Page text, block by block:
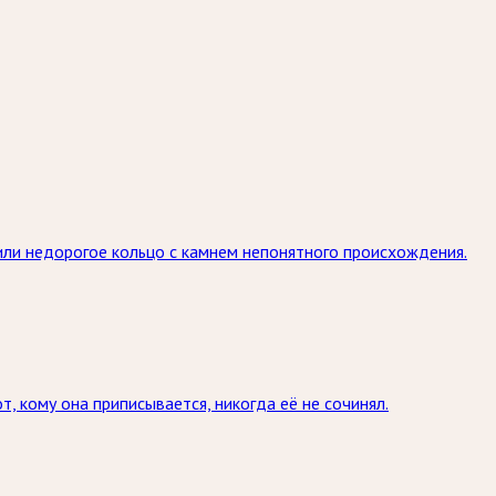
недорогое кольцо с камнем непонятного происхождения.
кому она приписывается, никогда её не сочинял.